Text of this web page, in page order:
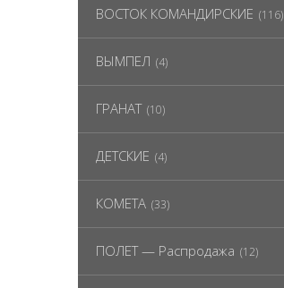
ВОСТОК КОМАНДИРСКИЕ (116)
ВЫМПЕЛ (4)
ГРАНАТ (10)
ДЕТСКИЕ (4)
КОМЕТА (33)
ПОЛЕТ — Распродажа (12)